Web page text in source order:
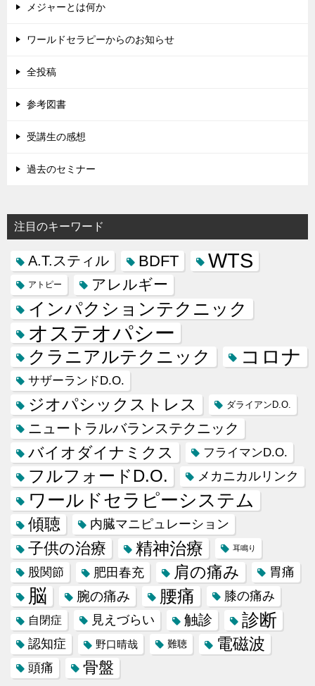
メジャーとは何か
ワールドセラピーからのお知らせ
全投稿
参考図書
受講生の感想
過去のセミナー
注目のキーワード
A.T.スティル BDFT WTS
アトピー アレルギー
インパクションテクニック
オステオパシー
クラニアルテクニック コロナ
サザーランドD.O.
ジオパシックストレス ダライアンD.O.
ニュートラルバランステクニック
バイオダイナミクス フライマンD.O.
フルフォードD.O. メカニカルリンク
ワールドセラピーシステム
傾聴 内臓マニピュレーション
子供の治療 精神治療 耳鳴り
股関節 肥田春充 肩の痛み 胃痛
脳 腕の痛み 腰痛 膝の痛み
自閉症 見えづらい 触診 診断
認知症 野口晴哉 難聴 電磁波
頭痛 骨盤